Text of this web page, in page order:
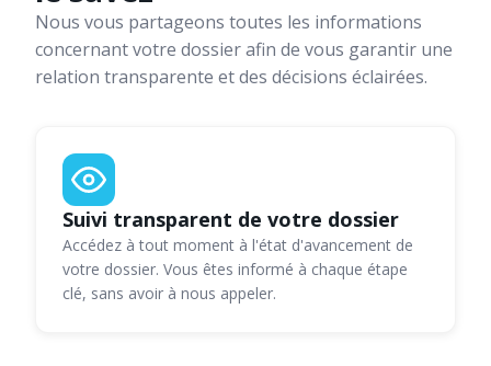
Nous vous partageons toutes les informations
concernant votre dossier afin de vous garantir une
relation transparente et des décisions éclairées.
Suivi transparent de votre dossier
Accédez à tout moment à l'état d'avancement de
votre dossier. Vous êtes informé à chaque étape
clé, sans avoir à nous appeler.